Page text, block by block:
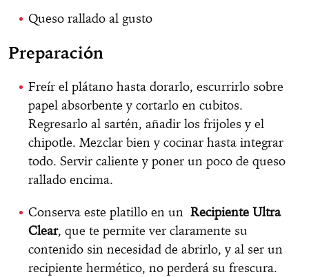
Queso rallado al gusto
Preparación
Freír el plátano hasta dorarlo, escurrirlo sobre
papel absorbente y cortarlo en cubitos.
Regresarlo al sartén, añadir los frijoles y el
chipotle. Mezclar bien y cocinar hasta integrar
todo. Servir caliente y poner un poco de queso
rallado encima.
Conserva este platillo en un Recipiente Ultra
Clear, que te permite ver claramente su
contenido sin necesidad de abrirlo, y al ser un
recipiente hermético, no perderá su frescura.